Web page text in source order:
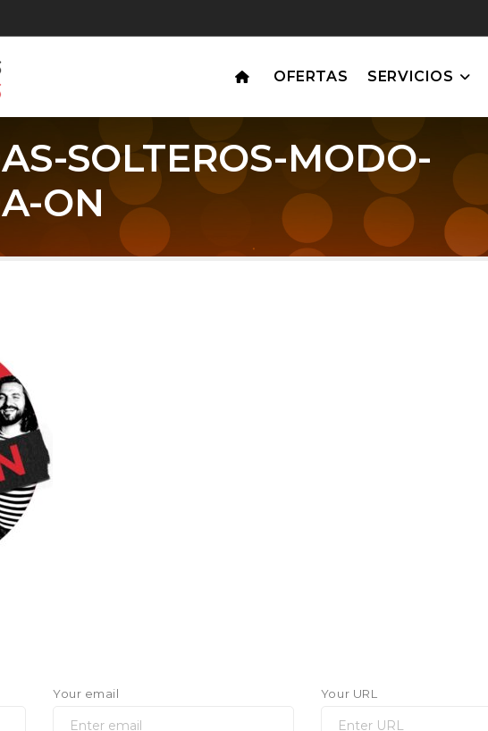
OFERTAS SERVICIOS
SOLTEROS-MODO-
ON
Your email Your URL